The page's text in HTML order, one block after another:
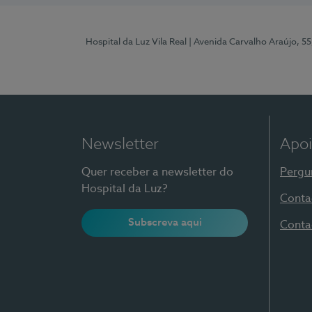
Hospital da Luz Vila Real | Avenida Carvalho Araújo,
Newsletter
Quer receber a newsletter do
Hospital da Luz?
Subscreva aqui